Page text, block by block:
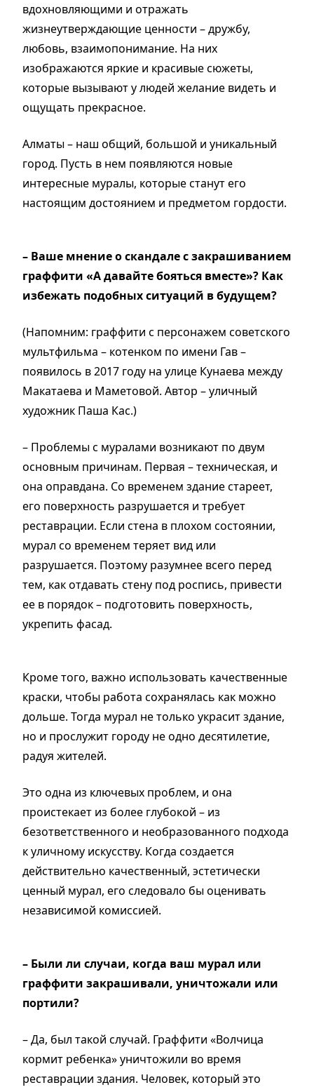
вдохновляющими и отражать
жизнеутверждающие ценности – дружбу,
любовь, взаимопонимание. На них
изображаются яркие и красивые сюжеты,
которые вызывают у людей желание видеть и
ощущать прекрасное.
Алматы – наш общий, большой и уникальный
город. Пусть в нем появляются новые
интересные муралы, которые станут его
настоящим достоянием и предметом гордости.
– Ваше мнение о скандале с закрашиванием
граффити «А давайте бояться вместе»? Как
избежать подобных ситуаций в будущем?
(Напомним: граффити с персонажем советского
мультфильма – котенком по имени Гав –
появилось в 2017 году на улице Кунаева между
Макатаева и Маметовой. Автор – уличный
художник Паша Кас.)
– Проблемы с муралами возникают по двум
основным причинам. Первая – техническая, и
она оправдана. Со временем здание стареет,
его поверхность разрушается и требует
реставрации. Если стена в плохом состоянии,
мурал со временем теряет вид или
разрушается. Поэтому разумнее всего перед
тем, как отдавать стену под роспись, привести
ее в порядок – подготовить поверхность,
укрепить фасад.
Кроме того, важно использовать качественные
краски, чтобы работа сохранялась как можно
дольше. Тогда мурал не только украсит здание,
но и прослужит городу не одно десятилетие,
радуя жителей.
Это одна из ключевых проблем, и она
проистекает из более глубокой – из
безответственного и необразованного подхода
к уличному искусству. Когда создается
действительно качественный, эстетически
ценный мурал, его следовало бы оценивать
независимой комиссией.
– Были ли случаи, когда ваш мурал или
граффити закрашивали, уничтожали или
портили?
– Да, был такой случай. Граффити «Волчица
кормит ребенка» уничтожили во время
реставрации здания. Человек, который это